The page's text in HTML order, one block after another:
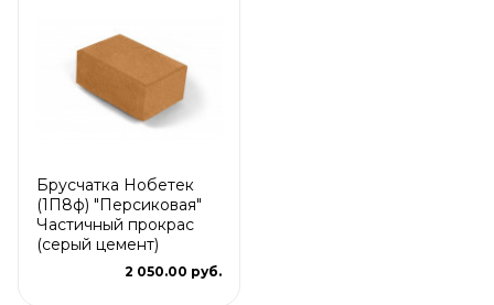
Брусчатка Нобетек
(1П8ф) "Персиковая"
Частичный прокрас
(серый цемент)
2 050.00 руб.